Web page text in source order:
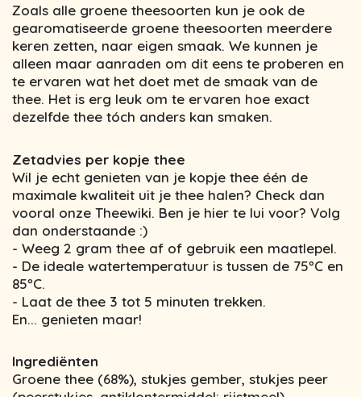
Zoals alle groene theesoorten kun je ook de
gearomatiseerde groene theesoorten meerdere
keren zetten, naar eigen smaak. We kunnen je
alleen maar aanraden om dit eens te proberen en
te ervaren wat het doet met de smaak van de
thee. Het is erg leuk om te ervaren hoe exact
dezelfde thee tóch anders kan smaken.
Zetadvies per kopje thee
Wil je echt genieten van je kopje thee één de
maximale kwaliteit uit je thee halen? Check dan
vooral onze Theewiki. Ben je hier te lui voor? Volg
dan onderstaande :)
- Weeg 2 gram thee af of gebruik een maatlepel.
- De ideale watertemperatuur is tussen de 75ºC en
85ºC.
- Laat de thee 3 tot 5 minuten trekken.
En... genieten maar!
Ingrediënten
Groene thee (68%), stukjes gember, stukjes peer